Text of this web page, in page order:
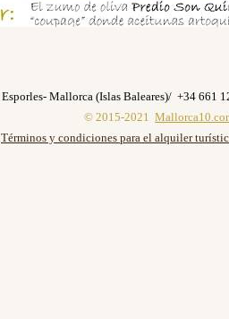
Esporles- Mallorca (Islas Baleares)/ +34 661
© 2015-2021
Términos y condiciones para el alquiler